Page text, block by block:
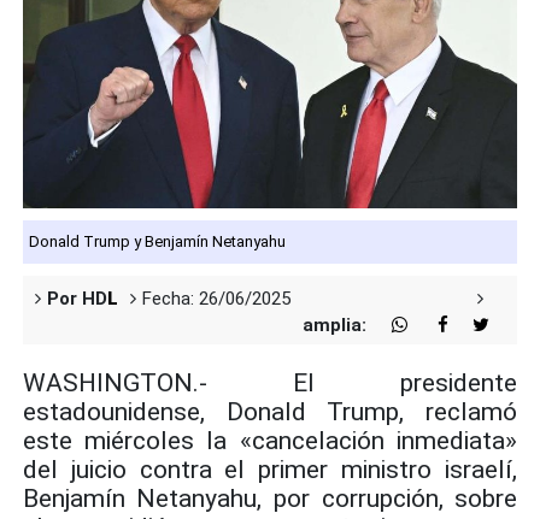
Donald Trump y Benjamín Netanyahu
Por HDL
Fecha: 26/06/2025
amplia:
WASHINGTON.- El presidente
estadounidense, Donald Trump, reclamó
este miércoles la «cancelación inmediata»
del juicio contra el primer ministro israelí,
Benjamín Netanyahu, por corrupción, sobre